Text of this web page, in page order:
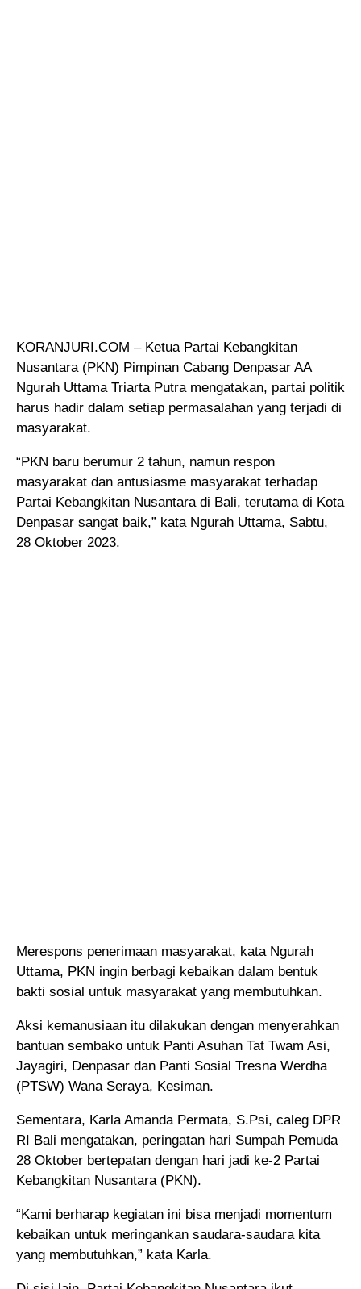
KORANJURI.COM – Ketua Partai Kebangkitan
Nusantara (PKN) Pimpinan Cabang Denpasar AA
Ngurah Uttama Triarta Putra mengatakan, partai politik
harus hadir dalam setiap permasalahan yang terjadi di
masyarakat.
“PKN baru berumur 2 tahun, namun respon
masyarakat dan antusiasme masyarakat terhadap
Partai Kebangkitan Nusantara di Bali, terutama di Kota
Denpasar sangat baik,” kata Ngurah Uttama, Sabtu,
28 Oktober 2023.
Merespons penerimaan masyarakat, kata Ngurah
Uttama, PKN ingin berbagi kebaikan dalam bentuk
bakti sosial untuk masyarakat yang membutuhkan.
Aksi kemanusiaan itu dilakukan dengan menyerahkan
bantuan sembako untuk Panti Asuhan Tat Twam Asi,
Jayagiri, Denpasar dan Panti Sosial Tresna Werdha
(PTSW) Wana Seraya, Kesiman.
Sementara, Karla Amanda Permata, S.Psi, caleg DPR
RI Bali mengatakan, peringatan hari Sumpah Pemuda
28 Oktober bertepatan dengan hari jadi ke-2 Partai
Kebangkitan Nusantara (PKN).
“Kami berharap kegiatan ini bisa menjadi momentum
kebaikan untuk meringankan saudara-saudara kita
yang membutuhkan,” kata Karla.